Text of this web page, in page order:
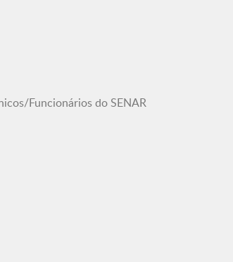
Funcionários do SENAR